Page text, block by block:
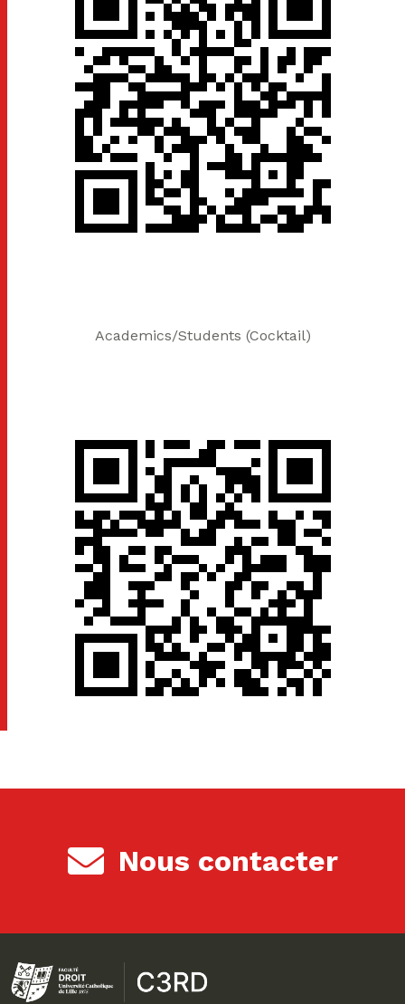
Academics/Students (Cocktail)
Nous contacter